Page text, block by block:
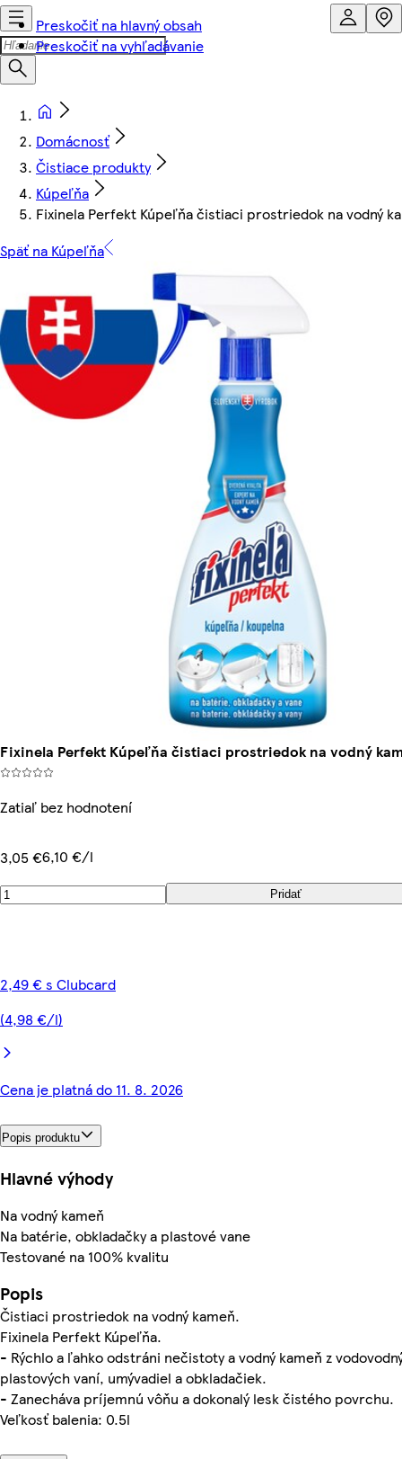
Preskočiť na hlavný obsah
Preskočiť na vyhľadávanie
Domácnosť
Čistiace produkty
Kúpeľňa
Fixinela Perfekt Kúpeľňa čistiaci prostriedok na vodný
Späť na Kúpeľňa
Fixinela Perfekt Kúpeľňa čistiaci prostriedok na vodný
Zatiaľ bez hodnotení
3,05 €6,10 €/l
Pridať
2,49 € s Clubcard
(4,98 €/l)
Cena je platná do 11. 8. 2026
Popis produktu
Hlavné výhody
Na vodný kameň
Na batérie, obkladačky a plastové vane
Testované na 100% kvalitu
Popis
Čistiaci prostriedok na vodný kameň.
Fixinela Perfekt Kúpeľňa.
- Rýchlo a ľahko odstráni nečistoty a vodný kameň z
plastových vaní, umývadiel a obkladačiek.
- Zanecháva príjemnú vôňu a dokonalý lesk čistého povrchu.
Veľkosť balenia: 0.5l